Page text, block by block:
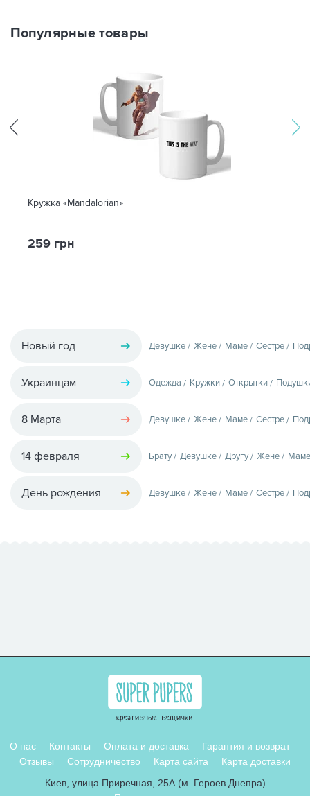
Популярные товары
Кружка «Mandalorian»
259 грн
Новый год Девушке Жене Маме Сестре
Украинцам Одежда Кружки Открытки
8 Марта Девушке Жене Маме Сестре
14 февраля Брату Девушке Другу Жене Маме
День рождения Девушке Жене Маме Сестре
О нас Контакты Оплата и доставка
Гарантия и возврат
Отзывы
Сотрудничество Карта сайта
Карта доставки
Киев, улица Приречная, 25А (м. Героев Днепра)